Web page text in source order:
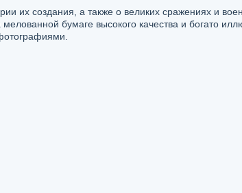
их создания, а также о великих сражениях и
бумаге высокого качества и богато